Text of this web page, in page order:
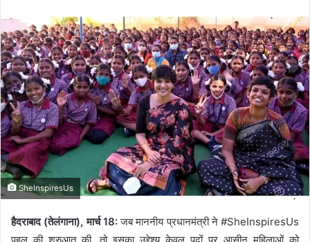
n
d
a
n
e
m
a
i
SheInspiresUs
हैदराबाद (तेलंगाना), मार्च 18:जब माननीय प्रधानमंत्री ने #SheInspiresUs